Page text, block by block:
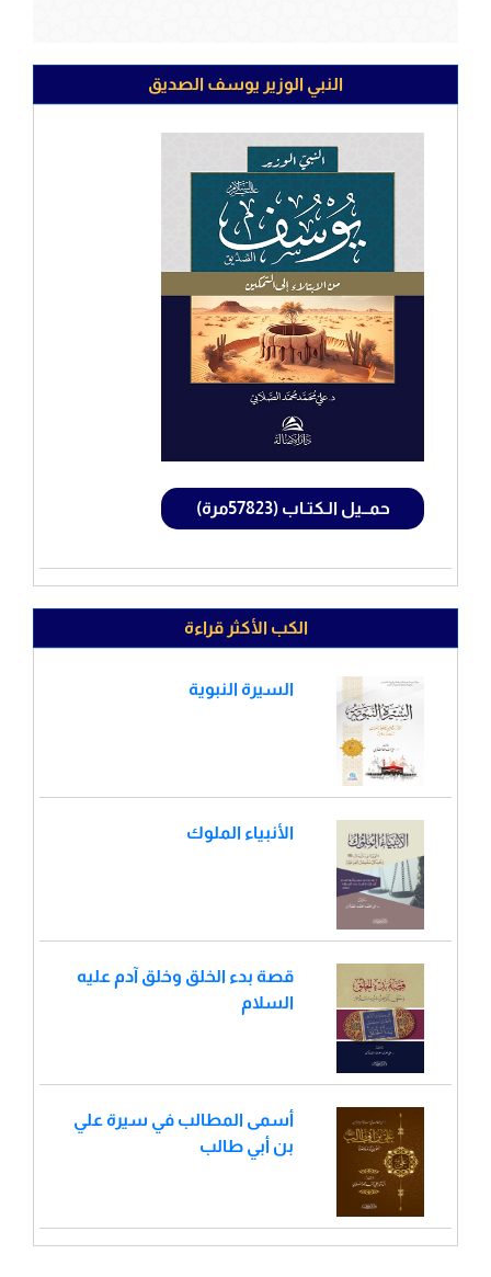
النبي الوزير يوسف الصديق
حمــيل الـكتـاب (57823مرة)
الكب الأكثر قراءة
السيرة النبوية
الأنبياء الملوك
قصة بدء الخلق وخلق آدم عليه
السلام
أسمى المطالب في سيرة علي
بن أبي طالب